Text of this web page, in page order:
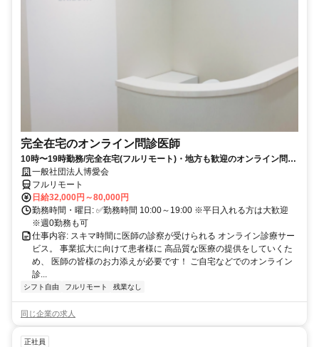
完全在宅のオンライン問診医師
10時〜19時勤務/完全在宅(フルリモート)・地方も歓迎のオンライン問診
業務一般社団法人博愛会
フルリモート
日給32,000円～80,000円
勤務時間・曜日: ✅勤務時間 10:00～19:00 ※平日入れる方は大歓迎
※週0勤務も可
仕事内容: スキマ時間に医師の診察が受けられる オンライン診療サー
ビス。 事業拡大に向けて患者様に 高品質な医療の提供をしていくた
め、 医師の皆様のお力添えが必要です！ ご自宅などでのオンライン
診...
シフト自由 フルリモート 残業なし
同じ企業の求人
正社員